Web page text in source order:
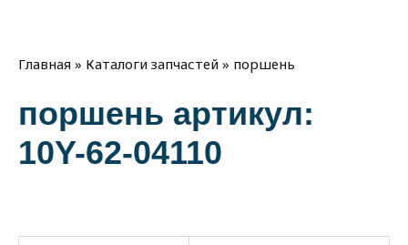
Главная » Каталоги запчастей » поршень
поршень артикул:
10Y-62-04110